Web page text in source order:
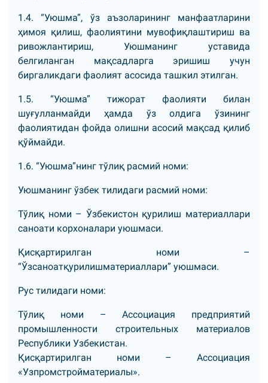
1.4. “Уюшма”, ўз аъзоларининг манфаатларини
ҳимоя қилиш, фаолиятини мувофиқлаштириш ва
ривожлантириш, Уюшманинг уставида
белгиланган мақсадларга эришиш учун
биргаликдаги фаолият асосида ташкил этилган.
1.5. “Уюшма” тижорат фаолияти билан
шуғулланмайди ҳамда ўз олдига ўзининг
фаолиятидан фойда олишни асосий мақсад қилиб
қўймайди.
1.6. “Уюшма”нинг тўлиқ расмий номи:
Уюшманинг ўзбек тилидаги расмий номи:
Тўлиқ номи – Ўзбекистон қурилиш материаллари
саноати корхоналари уюшмаси.
Қисқартирилган номи –
“Ўзсаноатқурилишматериаллари” уюшмаси.
Рус тилидаги номи:
Тўлиқ номи – Аccоциация предприятий
промышленности строительных материалов
Республики Узбекистан.
Қисқартирилган номи – Аccоциация
«Узпромстройматериалы».